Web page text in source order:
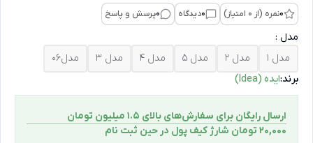
0نمره (از 0 امتیاز) 0دیدگاه 0پرسش و پاسخ
مدل :
مدل ۱
مدل ۲ مدل 5 مدل 4 مدل ۳
مدل06
برند:ایده (Idea)
ارسال رایگان برای سفارش‌های بالای 1.5 میلیون تومان
۲۰,۰۰۰ تومان شارژ کیف پول در حین ثبت ‌نام